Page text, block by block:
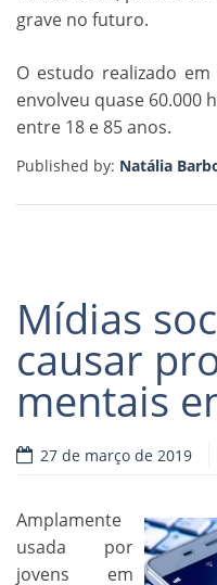
grave no futuro.
O estudo realizado
envolveu quase 60.000
entre 18 e 85 anos.
Published by: Natália
Mídias
causar
mentais
27 de março de 2019
Amplamente
usada por
jovens em